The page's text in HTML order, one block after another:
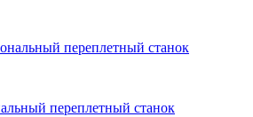
переплетный станок